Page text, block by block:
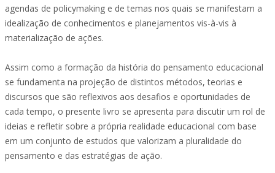
agendas de policymaking e de temas nos quais se manifestam a
idealização de conhecimentos e planejamentos vis-à-vis à
materialização de ações.
Assim como a formação da história do pensamento educacional
se fundamenta na projeção de distintos métodos, teorias e
discursos que são reflexivos aos desafios e oportunidades de
cada tempo, o presente livro se apresenta para discutir um rol de
ideias e refletir sobre a própria realidade educacional com base
em um conjunto de estudos que valorizam a pluralidade do
pensamento e das estratégias de ação.